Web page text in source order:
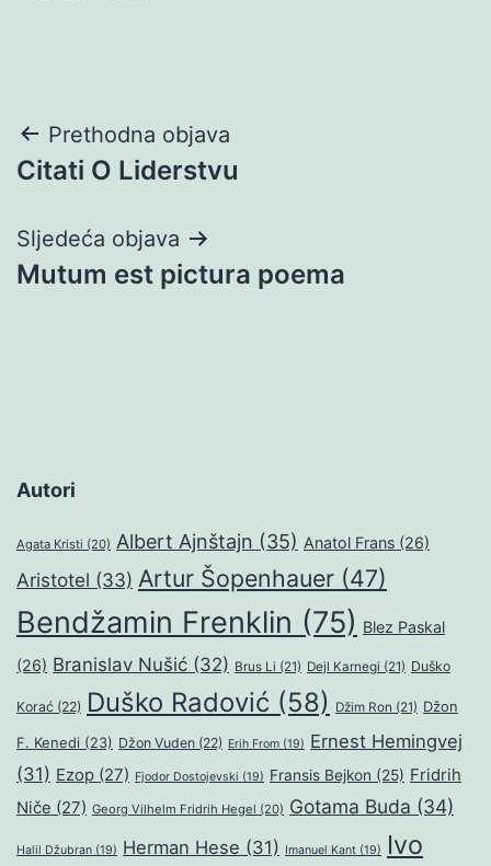
Navigacija
objava
Prethodna objava
Citati O Liderstvu
Sljedeća objava
Mutum est pictura poema
Autori
Agata Kristi (20) Albert Ajnštajn (35) Anatol Frans (26)
Aristotel (33) Artur Šopenhauer (47)
Bendžamin Frenklin (75) Blez Paskal
(26) Branislav Nušić (32) Brus Li (21) Dejl Karnegi (21) Duško
Korać (22) Duško Radović (58) Džim Ron (21) Džon
F. Kenedi (23) Džon Vuden (22) Erih From (19) Ernest Hemingvej
(31) Ezop (27) Fjodor Dostojevski (19) Fransis Bejkon (25) Fridrih
Niče (27) Georg Vilhelm Fridrih Hegel (20) Gotama Buda (34)
Halil Džubran (19) Herman Hese (31) Imanuel Kant (19)
Ivo